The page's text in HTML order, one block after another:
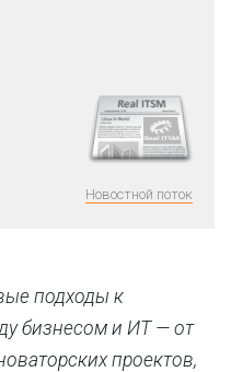
Новостной поток
подходы к
бизнесом и ИТ — от
проектов,